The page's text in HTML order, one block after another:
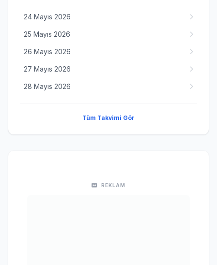
24 Mayıs 2026
25 Mayıs 2026
26 Mayıs 2026
27 Mayıs 2026
28 Mayıs 2026
Tüm Takvimi Gör
REKLAM